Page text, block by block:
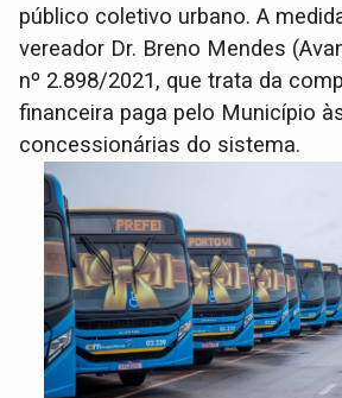
público coletivo urbano. A
vereador Dr. Breno Mendes
nº 2.898/2021, que trata da
financeira paga pelo Município
concessionárias do sistema.